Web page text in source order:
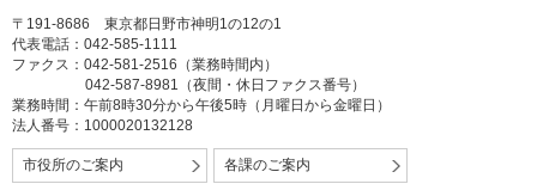
〒191-8686 東京都日野市神明1の12の1
代表電話：042-585-1111
ファクス：042-581-2516（業務時間内）
042-587-8981（夜間・休日ファクス番号）
業務時間：午前8時30分から午後5時（月曜日から金曜日）
法人番号：1000020132128
市役所のご案内 各課のご案内